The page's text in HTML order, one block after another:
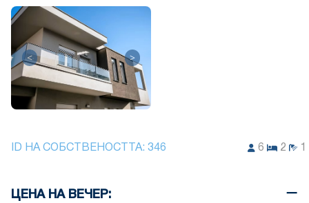
< >
ID НА СОБСТВЕНОСТТА: 346 6 2 1
ЦЕНА НА ВЕЧЕР: